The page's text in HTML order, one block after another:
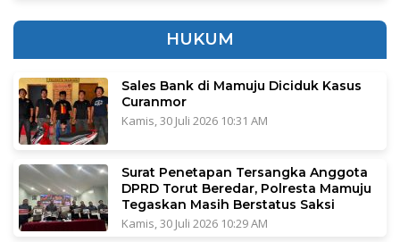
HUKUM
Sales Bank di Mamuju Diciduk Kasus
Curanmor
Kamis, 30 Juli 2026 10:31 AM
Surat Penetapan Tersangka Anggota
DPRD Torut Beredar, Polresta Mamuju
Tegaskan Masih Berstatus Saksi
Kamis, 30 Juli 2026 10:29 AM